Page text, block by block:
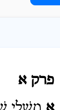
פרק א